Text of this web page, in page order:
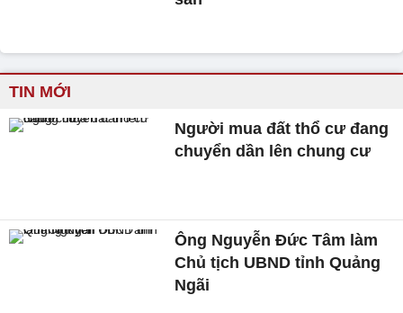
TIN MỚI
Người mua đất thổ cư đang
chuyển dần lên chung cư
Ông Nguyễn Đức Tâm làm
Chủ tịch UBND tỉnh Quảng
Ngãi